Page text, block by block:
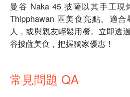
曼谷 Naka 45 披薩以其手工
Thipphawan 區美食亮點。適
人，或與親友輕鬆用餐。立即透
谷披薩美食，把握獨家優惠！
常見問題 QA